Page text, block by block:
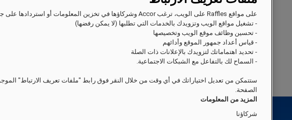
على مواقع Raffles على الويب، ترغب Accor وشركاؤها في تخزين المعلومات أو استردادها على جهازك من أجل:
- تشغيل مواقع الويب وتزويدك بالخدمات التي تطلبها (لا يمكن رفضها)
- تحسين وظائف موقع الويب وتخصيصها
- قياس أعداد جمهور الموقع وأدائهم
- تحديد اهتماماتك لتزويدك بالإعلانات ذات الصلة
- السماح لك بالتفاعل مع الشبكات الاجتماعية.
ستتمكن من تعديل اختياراتك في أي وقت من خلال النقر فوق رابط "ملفات تعريف الارتباط"
الصفحة.
المزيد من المعلومات
شركاؤنا